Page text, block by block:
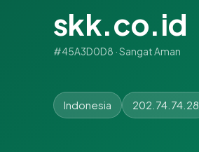
skk.co.id
#45A3D0D8 · Sangat Aman
Indonesia 202.74.74.28